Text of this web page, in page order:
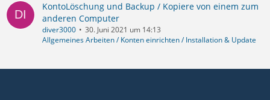
KontoLöschung und Backup / Kopiere von einem zum
anderen Computer
diver3000
30. Juni 2021 um 14:13
Allgemeines Arbeiten / Konten einrichten / Installation & Update